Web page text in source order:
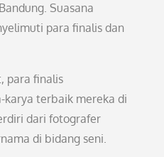
Suasana
para finalis dan
para finalis
karya terbaik mereka di
dari fotografer
di bidang seni.